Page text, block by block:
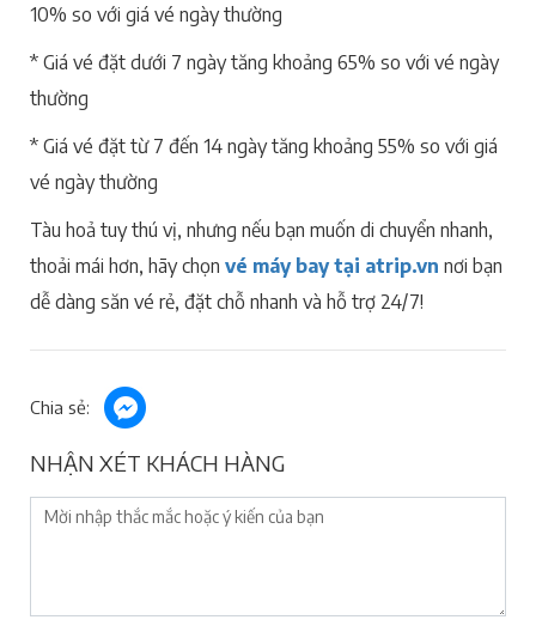
10% so với giá vé ngày thường
* Giá vé đặt dưới 7 ngày tăng khoảng 65% so với vé ngày
thường
* Giá vé đặt từ 7 đến 14 ngày tăng khoảng 55% so với giá
vé ngày thường
Tàu hoả tuy thú vị, nhưng nếu bạn muốn di chuyển nhanh,
thoải mái hơn, hãy chọn vé máy bay tại atrip.vn nơi bạn
dễ dàng săn vé rẻ, đặt chỗ nhanh và hỗ trợ 24/7!
Chia sẻ:
NHẬN XÉT KHÁCH HÀNG